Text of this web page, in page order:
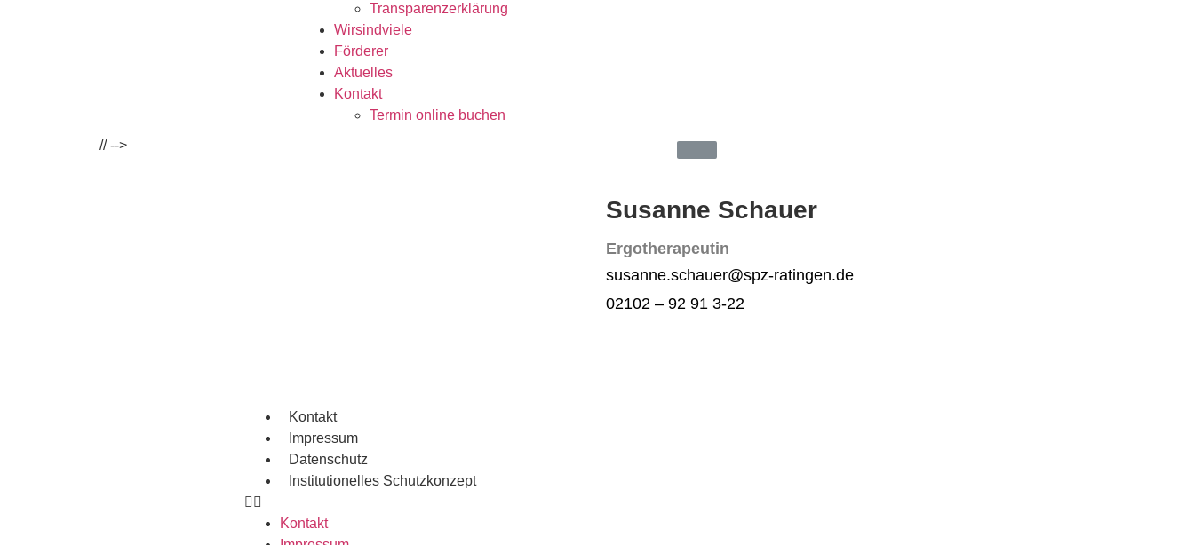
Transparenzerklärung
Wirsindviele
Förderer
Aktuelles
Kontakt
Termin online buchen
//-->
Susanne Schauer
Ergotherapeutin
susanne.schauer@spz-ratingen.de
02102 – 92 91 3-22
Kontakt
Impressum
Datenschutz
Institutionelles Schutzkonzept​
Kontakt